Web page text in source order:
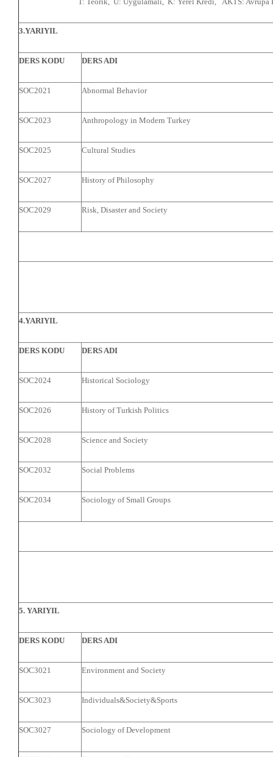
3.YARIYIL
DERS KODU DERS ADI
SOC2021 Abnormal Behavior
SOC2023 Anthropology in Modern Turkey
SOC2025 Cultural Studies
SOC2027 History of Philosophy
SOC2029 Risk, Disaster and Society
4.YARIYIL
DERS KODU DERS ADI
SOC2024 Historical Sociology
SOC2026 History of Turkish Politics
SOC2028 Science and Society
SOC2032 Social Problems
SOC2034 Sociology of Small Groups
5. YARIYIL
DERS KODU DERS ADI
SOC3021 Environment and Society
SOC3023 Individuals&Society&Sports
SOC3027 Sociology of Development